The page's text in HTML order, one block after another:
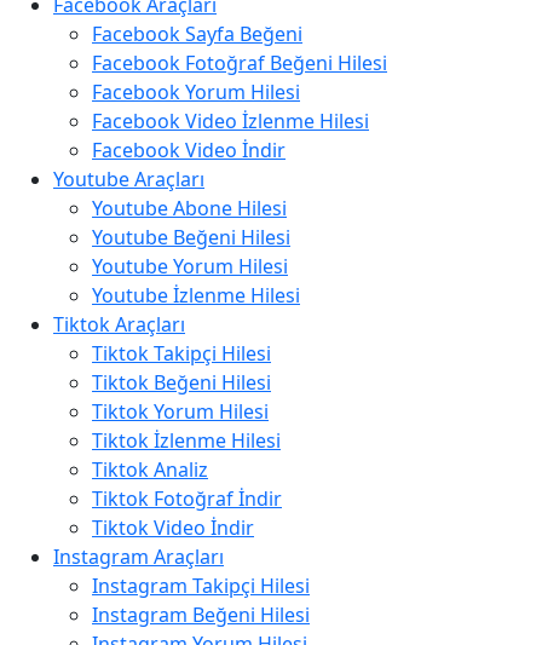
Facebook Sayfa Beğeni
Facebook Fotoğraf Beğeni Hilesi
Facebook Yorum Hilesi
Facebook Video İzlenme Hilesi
Facebook Video İndir
Youtube Araçları
Youtube Abone Hilesi
Youtube Beğeni Hilesi
Youtube Yorum Hilesi
Youtube İzlenme Hilesi
Tiktok Araçları
Tiktok Takipçi Hilesi
Tiktok Beğeni Hilesi
Tiktok Yorum Hilesi
Tiktok İzlenme Hilesi
Tiktok Analiz
Tiktok Fotoğraf İndir
Tiktok Video İndir
Instagram Araçları
Instagram Takipçi Hilesi
Instagram Beğeni Hilesi